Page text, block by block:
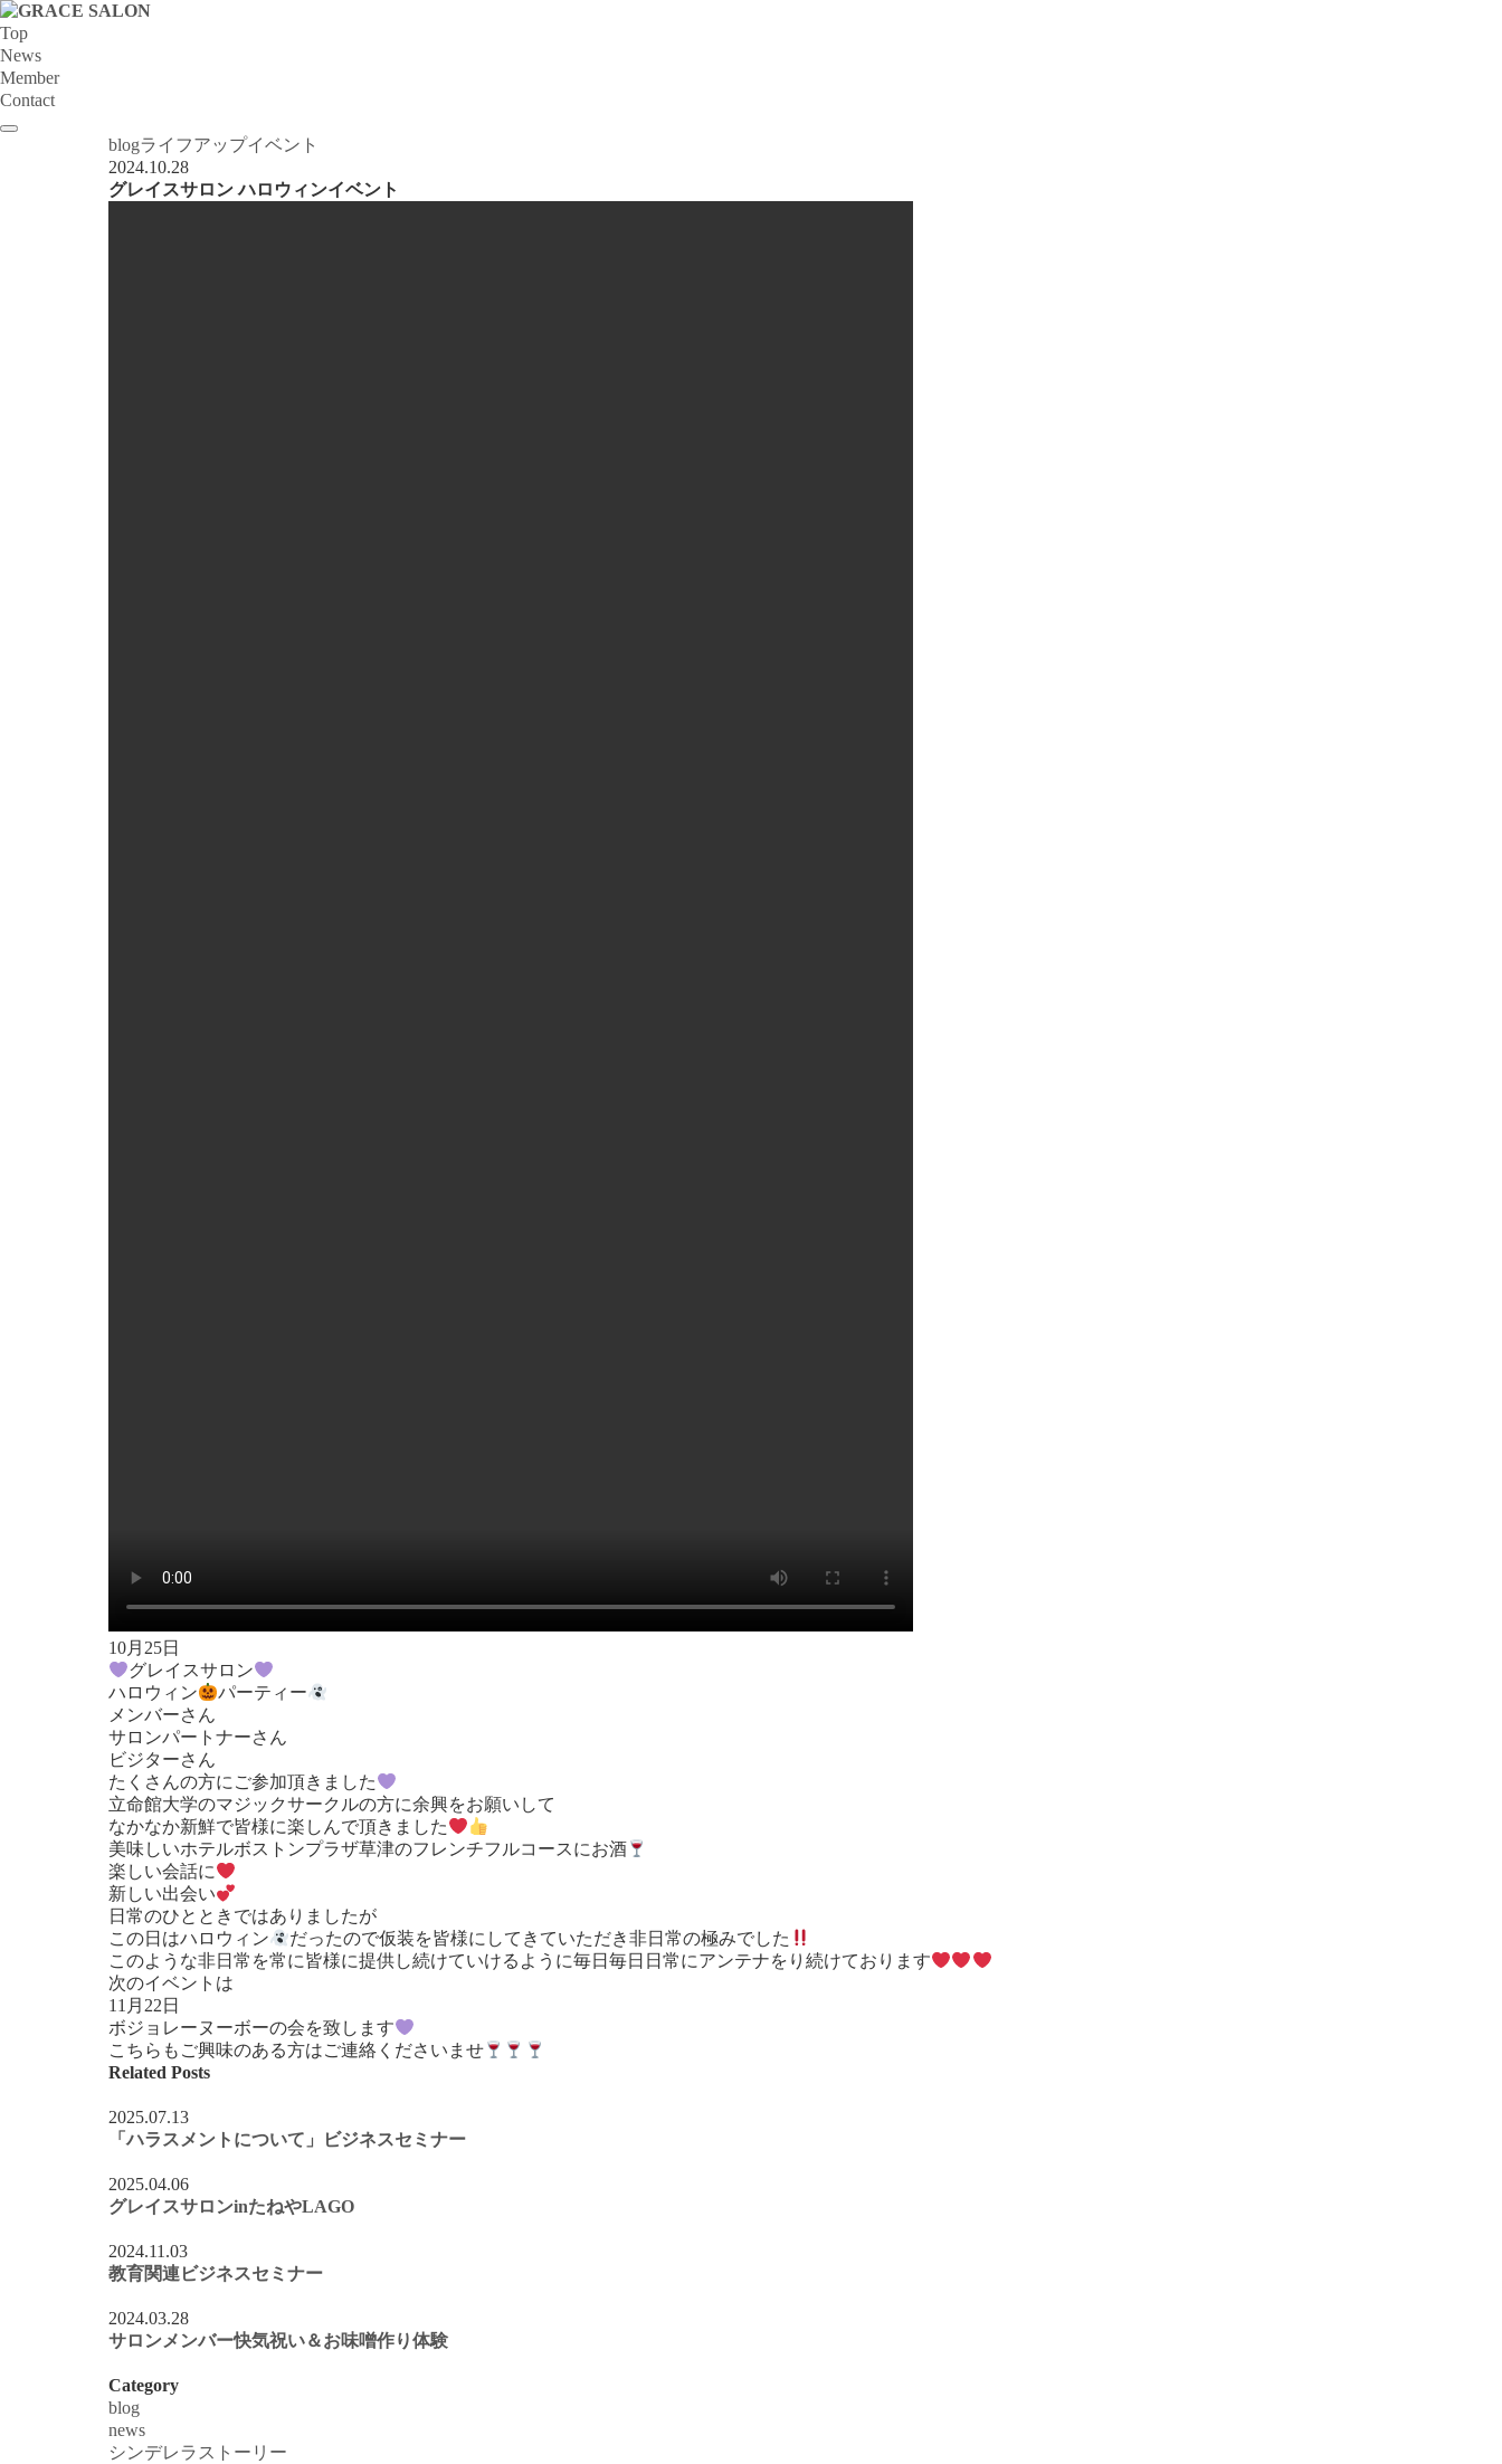
Top
News
Member
Contact
blogライフアップイベント
2024.10.28
グレイスサロン ハロウィンイベント
10月25日
グレイスサロン
ハロウィン
パーティー
メンバーさん
サロンパートナーさん
ビジターさん
たくさんの方にご参加頂きました
立命館大学のマジックサークルの方に余興をお願いして
なかなか新鮮で皆様に楽しんで頂きました
美味しいホテルボストンプラザ草津のフレンチフルコースにお酒
楽しい会話に
新しい出会い
日常のひとときではありましたが
この日はハロウィン
だったので仮装を皆様にしてきていただき非日常の極みでした
このような非日常を常に皆様に提供し続けていけるように毎日毎日日常にアンテナをり続けております
次のイベントは
11月22日
ボジョレーヌーボーの会を致します
こちらもご興味のある方はご連絡くださいませ
Related Posts
2025.07.13
「ハラスメントについて」ビジネスセミナー
2025.04.06
グレイスサロンinたねやLAGO
2024.11.03
教育関連ビジネスセミナー
2024.03.28
サロンメンバー快気祝い＆お味噌作り体験
Category
blog
news
シンデレラストーリー